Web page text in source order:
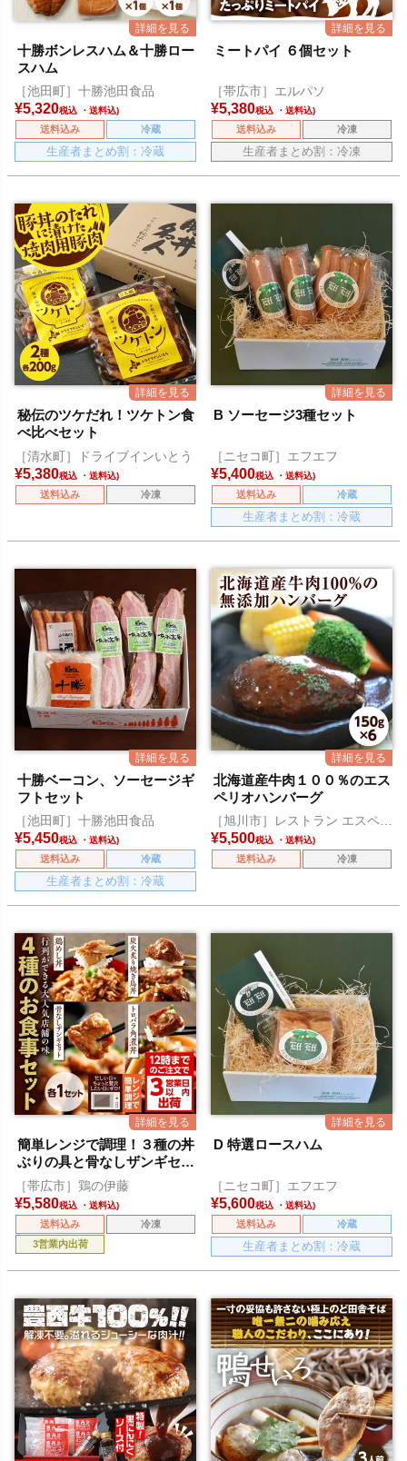
十勝ボンレスハム＆十勝ロー
スハム
［池田町］十勝池田食品
¥5,320税込
送料込み 冷蔵
生産者まとめ割：冷蔵
ミートパイ ６個セット
［帯広市］エルパソ
¥5,380税込
送料込み 冷凍
生産者まとめ割：冷凍
秘伝のツケだれ！ツケトン食
べ比べセット
［清水町］ドライブインいとう
¥5,380税込
送料込み 冷凍
B ソーセージ3種セット
［ニセコ町］エフエフ
¥5,400税込
送料込み 冷蔵
生産者まとめ割：冷蔵
十勝ベーコン、ソーセージギ
フトセット
［池田町］十勝池田食品
¥5,450税込
送料込み 冷蔵
生産者まとめ割：冷蔵
北海道産牛肉１００％のエス
ペリオハンバーグ
［旭川市］レストラン エスペリ
オ
¥5,500税込
送料込み 冷凍
簡単レンジで調理！３種の丼
ぶりの具と骨なしザンギセッ
ト[食べレア限定セット]
［帯広市］鶏の伊藤
¥5,580税込
送料込み
冷凍
3営業内出荷
D 特選ロースハム
［ニセコ町］エフエフ
¥5,600税込
送料込み 冷蔵
生産者まとめ割：冷蔵